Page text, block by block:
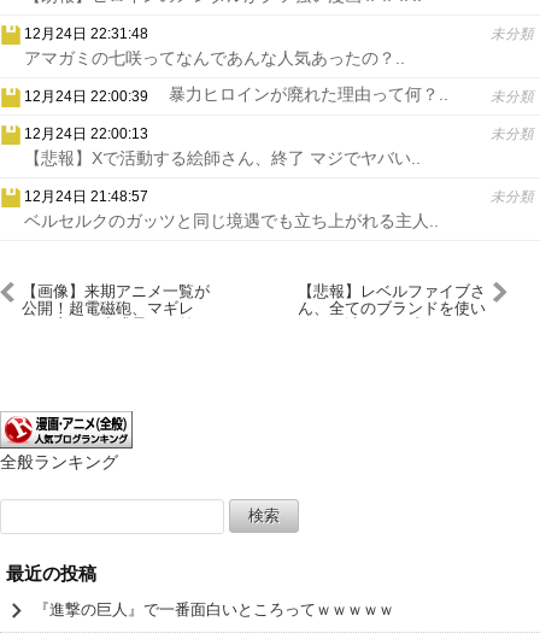
12月24日 22:31:48 未分類
アマガミの七咲ってなんであんな人気あったの？..
12月24日 22:00:39 未分類
暴力ヒロインが廃れた理由って何？..
12月24日 22:00:13 未分類
【悲報】Xで活動する絵師さん、終了 マジでヤバい..
12月24日 21:48:57 未分類
ベルセルクのガッツと同じ境遇でも立ち上がれる主人..
【画像】来期アニメ一覧が
公開！超電磁砲、マギレ
【悲報】レベルファイブさ
ん、全てのブランドを使い
全般ランキング
索:
最近の投稿
『進撃の巨人』で一番面白いところってｗｗｗｗｗ